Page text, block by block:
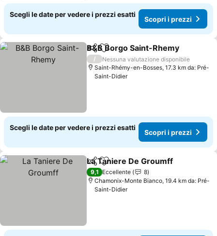
Scegli le date per vedere i prezzi esatti
Scopri i prezzi
CondividiAggiungi ai preferiti
B&B Borgo Saint-Rhemy
/
Nessuna valutazione disponibile
Saint-Rhémy-en-Bosses, 17.3 km da: Pré-
Saint-Didier
Scegli le date per vedere i prezzi esatti
Scopri i prezzi
CondividiAggiungi ai preferiti
La Taniere De Groumff
9,1 Eccellente
8
Chamonix-Monte Bianco, 19.4 km da: Pré-
Saint-Didier